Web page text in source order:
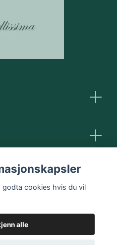
oss
godta cookies hvis du vil
alle